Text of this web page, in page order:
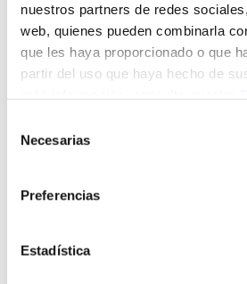
nuestros partners de redes
web, quienes pueden combinarla
que les haya proporcionado o que
partir del uso que haya hecho de
Necesarias
Preferencias
Estadística
TEL. 942202588
Sara Hortelano Aldaco
COORDINADORA SERVICIOS
María Dolores Acón
DIRECTORA DEL OBSERVATORIO
TEL. 942331077